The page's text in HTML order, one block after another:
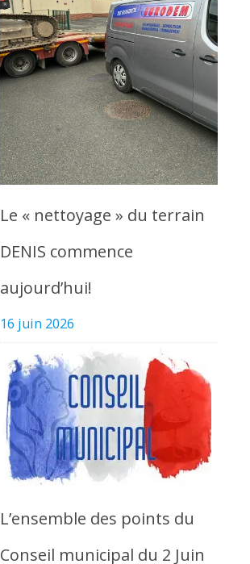
Le « nettoyage » du terrain
DENIS commence
aujourd’hui!
16 juin 2026
L’ensemble des points du
Conseil municipal du 2 Juin